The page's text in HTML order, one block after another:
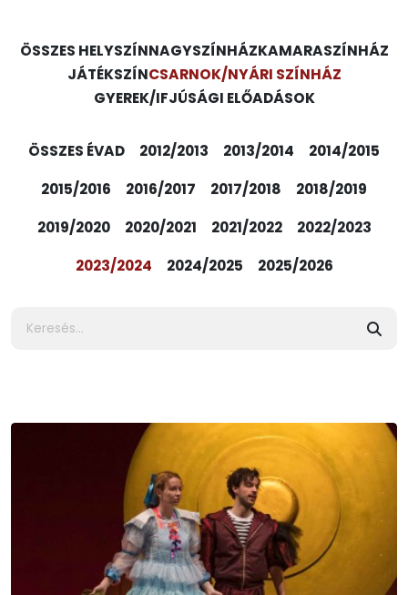
ÖSSZES HELYSZÍNNAGYSZÍNHÁZKAMARASZÍNHÁZ
JÁTÉKSZÍNCSARNOK/NYÁRI SZÍNHÁZ
GYEREK/IFJÚSÁGI ELŐADÁSOK
ÖSSZES ÉVAD 2012/2013 2013/2014
2014/2015
2015/2016
2016/2017 2017/2018
2018/2019
2019/2020
2020/2021 2021/2022
2022/2023
2023/2024
2024/2025 2025/2026